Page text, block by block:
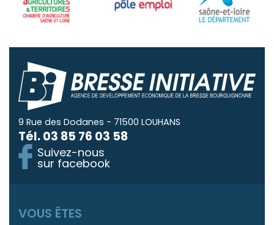
9 Rue des Dodanes - 71500 LOUHANS
Tél.03 85 76 03 58
Suivez-nous
sur facebook
VOUS ÊTES